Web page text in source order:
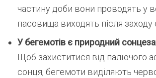
частину доби вони проводять у
пасовища виходять після заходу
У бегемотів є природний
Щоб захиститися від палючого
сонця, бегемоти виділяють